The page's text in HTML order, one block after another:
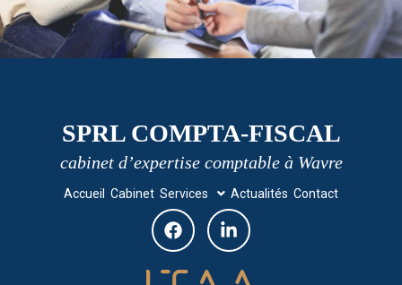
SPRL COMPTA-FISCAL
cabinet d’expertise comptable à Wavre
Accueil Cabinet Services Actualités Contact